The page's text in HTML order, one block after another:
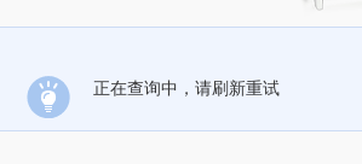
正在查询中，请刷新重试